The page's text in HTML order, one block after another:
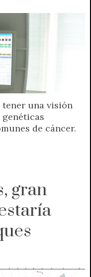
tener una visión
de cáncer.
gran